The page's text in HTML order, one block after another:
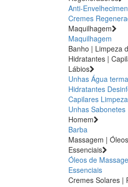
Anti-
Cremes
Maquilhagem
Maquilhagem
Banho | Limpeza
Hidratantes |
Lábios
Unhas Água
Hidratantes
Capilares
Unhas Sabonetes
Homem
Barba
Massagem | Óleos
Essenciais
Óleos de
Essenciais
Cremes Solares |